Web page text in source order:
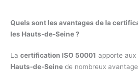
Quels sont les avantages de la
les Hauts-de-Seine ?
Lacertification ISO 50001 apporte aux
Hauts-de-Seine de nombreux